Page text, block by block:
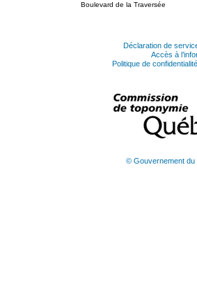
Boulevard de la Traversée
Déclaration de
Accès à
Politique de confidentialité
© Gouvernement du